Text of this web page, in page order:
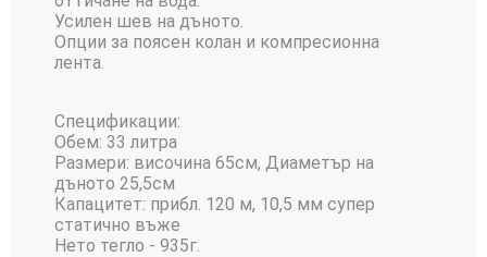
Усилен шев на дъното.
Опции за поясен колан и компресионна
лента.
Спецификации:
Обем: 33 литра
Размери: височина 65см, Диаметър на
дъното 25,5см
Капацитет: прибл. 120 м, 10,5 мм супер
статично въже
Нето тегло - 935г.